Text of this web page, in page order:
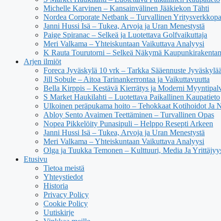
Michelle Karvinen – Kansainvälinen Jääkiekon Tähti
Nordea Corporate Netbank – Turvallinen
Janni Hussi Isä – Tukea, Arvoja ja Uran Menestystä
Paige Spiranac – Selkeä ja Luotettava Golfvaikuttaja
Meri Valkama – Yhteiskuntaan Vaikuttava Analyysi
K Rauta Tourutorni – Selkeä Näkymä
Arjen ilmiöt
Foreca Jyväskylä 10 vrk – Tarkka Sääennuste
Jill Sobule – Aitoa Tarinankerrontaa ja Vaikuttavuutta
Bella Kirppis – Kestävä Kierrätys ja Moderni
S Market Haukilahti – Luotettava Paikallinen Kaupatieto
Ulkoinen peräpukama hoito – Tehokkaat Kotihoidot Ja
Abloy Sento Avaimen Teettäminen – Turvallinen Opas
Nopea Pikkelöity Punasipuli – Helppo Resepti Arkeen
Janni Hussi Isä – Tukea, Arvoja ja Uran Menestystä
Meri Valkama – Yhteiskuntaan Vaikuttava Analyysi
Olga ja Tuukka Temonen – Kulttuuri, Media Ja
Etusivu
Tietoa meistä
Yhteystiedot
Historia
Privacy Policy
Cookie Policy
Uutiskirje